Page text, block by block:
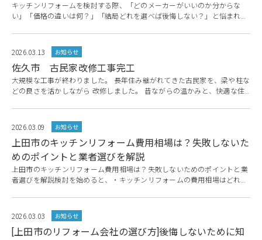
キッチンリフォームを検討する際、「どのメーカーがいいのか分からな
い」「価格の違いは何？」「結局どれを選べば後悔しない？」と悩まれる
記事では、上田市でリフォームを検討している方に向けて、現場で実際に
お客様と向き合ってきた視点から「おすすめメーカー」と「失敗しない選
び
2026.03.13 お知らせ
佐久市 古民家改修工事完工
大規模な工事が終わりました。 長年住み継がれてきた古民家を、梁や柱な
どの良さを活かしながら 改修しました。 昔ながらの温かみと、快適な住
2026.03.09 お知らせ
上田市のキッチンリフォーム費用相場は？失敗しないた
めのポイントと業者選びを解説
上田市のキッチンリフォーム費用相場は？失敗しないためのポイントと業
者選びを解説検討を始めると、・キッチンリフォームの費用相場はどれく
ないでしょうか。この記事では、上田市でキッチンリフォームを検討して
いる方に向けて・キッチンリフォームの費用相場・リフォームの種類・費
用が
2026.03.03 お知らせ
[上田市のリフォーム会社の選び方]後悔しないために知